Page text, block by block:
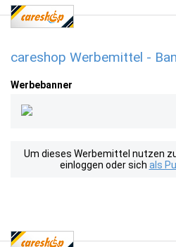
careshop Werbemittel -
Werbebanner
Um dieses Werbemittel nutzen
einloggen oder sich als